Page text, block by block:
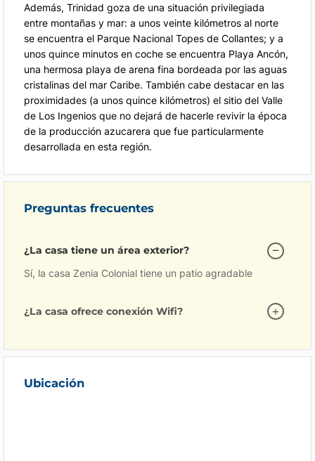
Además, Trinidad goza de una situación privilegiada
entre montañas y mar: a unos veinte kilómetros al norte
se encuentra el Parque Nacional Topes de Collantes; y a
unos quince minutos en coche se encuentra Playa Ancón,
una hermosa playa de arena fina bordeada por las aguas
cristalinas del mar Caribe. También cabe destacar en las
proximidades (a unos quince kilómetros) el sitio del Valle
de Los Ingenios que no dejará de hacerle revivir la época
de la producción azucarera que fue particularmente
desarrollada en esta región.
Preguntas frecuentes
¿La casa tiene un área exterior?
Sí, la casa Zenia Colonial tiene un patio agradable
¿La casa ofrece conexión Wifi?
Ubicación